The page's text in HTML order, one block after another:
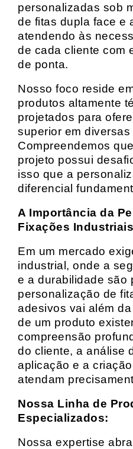
personalizadas sob
de fitas dupla face e
atendendo às
de cada cliente com
de ponta.
Nosso foco reside
produtos altamente
projetados para
superior em
Compreendemos
projeto possui
isso que a
diferencial
A Importância da
Fixações
Em um mercado
industrial, onde a
e a durabilidade são
personalização de
adesivos vai além
de um produto
compreensão
do cliente, a análise
aplicação e a
atendam
Nossa Linha de
Especializados:
Nossa expertise